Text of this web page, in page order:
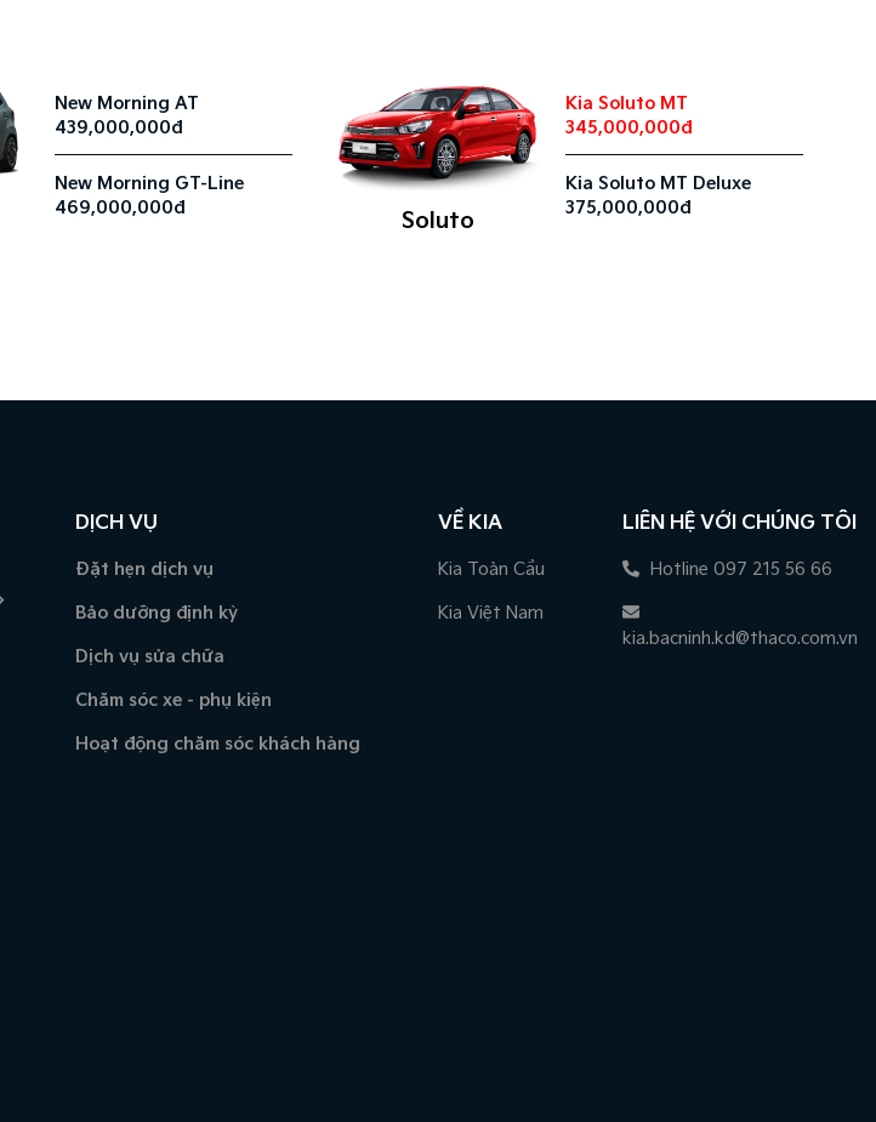
New Morning AT
439,000,000đ
New Morning GT-Line
469,000,000đ
Soluto
Kia Soluto MT
345,000,000đ
Kia Soluto MT Deluxe
375,000,000đ
DỊCH VỤ
Đặt hẹn dịch vụ
Bảo dưỡng định kỳ
Dịch vụ sửa chữa
Chăm sóc xe - phụ kiện
Hoạt động chăm sóc khách hàng
VỀ KIA
Kia Toàn Cầu
Kia Việt Nam
LIÊN HỆ VỚI CHÚNG TÔI
Hotline 097 215 56 66
kia.bacninh.kd@thaco.com.vn